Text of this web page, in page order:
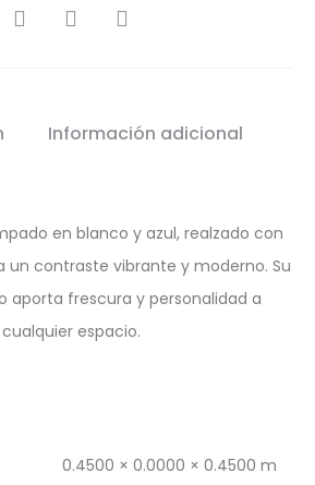
SHARE
Información adicional
en blanco y azul, realzado con
un contraste vibrante y moderno. Su
aporta frescura y personalidad a
cualquier espacio.
0.4500 × 0.0000 × 0.4500 m